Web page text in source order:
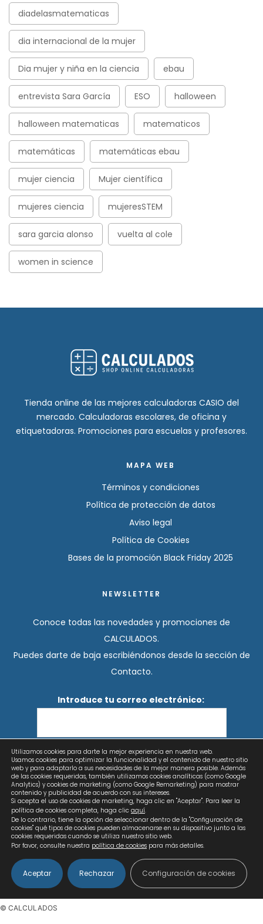
diadelasmatematicas
dia internacional de la mujer
Dia mujer y niña en la ciencia ebau
entrevista Sara García ESO halloween
halloween matematicas matematicos
matemáticas matemáticas ebau
mujer ciencia Mujer científica
mujeres ciencia mujeresSTEM
sara garcia alonso vuelta al cole
women in science
Tienda online de las mejores calculadoras CASIO del
mercado. Calculadoras escolares, de oficina y
etiquetadoras. Promociones para escuelas y profesores.
MAPA WEB
Términos y condiciones
Política de protección de datos
Aviso legal
Política de Cookies
Bases de la promoción Black Friday 2025
NEWSLETTER
Conoce todas las novedades y promociones de
CALCULADOS.
Puedes darte de baja escribiéndonos desde la sección de
Contacto.
Introduce tu correo electrónico:
He leído y acepto los términos y condiciones
Copyright © 2026 Calculados | Diseño web: AZUL LIMÓN
Utilizamos cookies para darte la mejor experiencia en nuestra web.
Usamos cookies para optimizar la funcionalidad y el contenido de nuestro sitio
web y para adaptarlo a sus necesidades de la mejor manera posible. Además
de las cookies requeridas, también utilizamos cookies analíticas (como Google
Analytics) y cookies de marketing (como Google Remarketing) para mostrar
contenido y publicidad de acuerdo con sus intereses.
Si acepta el uso de cookies de marketing, haga clic en "Aceptar". Para leer la
política de cookies completa, haga clic aquí.
De lo contrario, tiene la opción de seleccionar dentro de la "Configuración de
cookies" qué tipos de cookies pueden almacenarse en su dispositivo junto a las
cookies requeridas cuando se utiliza nuestro sitio web.
Por favor, consulte nuestra política de cookies para más detalles.
Aceptar Rechazar Configuración de cookies
© CALCULADOS